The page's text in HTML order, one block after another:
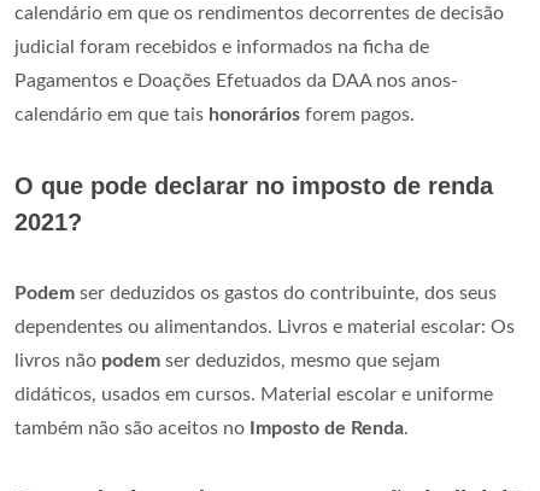
calendário em que os rendimentos decorrentes de decisão
judicial foram recebidos e informados na ficha de
Pagamentos e Doações Efetuados da DAA nos anos-
calendário em que tais honorários forem pagos.
O que pode declarar no imposto de renda
2021?
Podem ser deduzidos os gastos do contribuinte, dos seus
dependentes ou alimentandos. Livros e material escolar: Os
livros não podem ser deduzidos, mesmo que sejam
didáticos, usados em cursos. Material escolar e uniforme
também não são aceitos no
Imposto de Renda.